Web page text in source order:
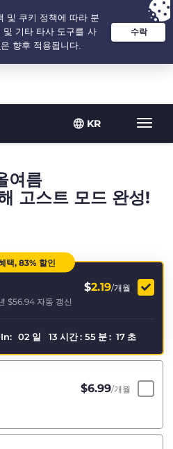
KR
탐
색
년 $ 2.19 /개월
여름
고스트 모드 완성!
택, 83% 할인
$2.19/개월
$56.94 자동 갱신
02 일 13 시간 : 55 분 : 17 초
$6.99/개월